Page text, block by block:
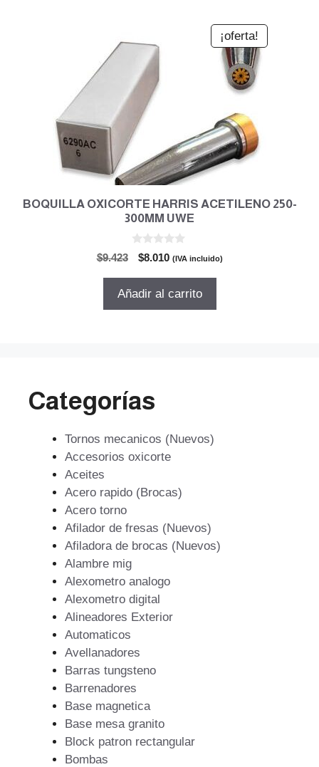
¡oferta!
BOQUILLA OXICORTE HARRIS ACETILENO 250-
300MM UWE
$9.423
El
original
$8.010El
actual
(IVA incluido)
Añadir al carrito
Categorías
Tornos mecanicos (Nuevos)
Accesorios oxicorte
Aceites
Acero rapido (Brocas)
Acero torno
Afilador de fresas (Nuevos)
Afiladora de brocas (Nuevos)
Alambre mig
Alexometro analogo
Alexometro digital
Alineadores Exterior
Automaticos
Avellanadores
Barras tungsteno
Barrenadores
Base magnetica
Base mesa granito
Block patron rectangular
Bombas